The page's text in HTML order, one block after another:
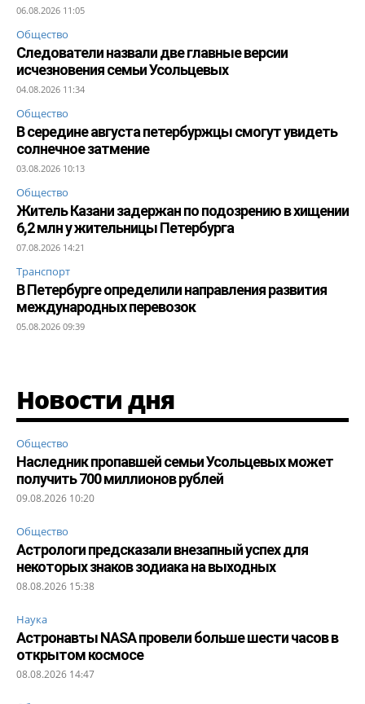
06.08.2026 11:05
Общество
Следователи назвали две главные версии
исчезновения семьи Усольцевых
04.08.2026 11:34
Общество
В середине августа петербуржцы смогут увидеть
солнечное затмение
03.08.2026 10:13
Общество
Житель Казани задержан по подозрению в хищении
6,2 млн у жительницы Петербурга
07.08.2026 14:21
Транспорт
В Петербурге определили направления развития
международных перевозок
05.08.2026 09:39
Новости дня
Общество
Наследник пропавшей семьи Усольцевых может
получить 700 миллионов рублей
09.08.2026 10:20
Общество
Астрологи предсказали внезапный успех для
некоторых знаков зодиака на выходных
08.08.2026 15:38
Наука
Астронавты NASA провели больше шести часов в
открытом космосе
08.08.2026 14:47